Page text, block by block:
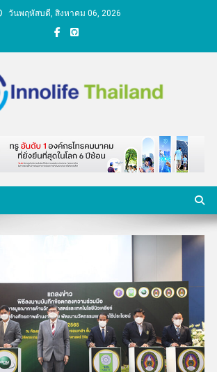
วันพฤหัสบดี, สิงหาคม 06, 2026
บความคิด ชีวิตกับ
นวัตกรรม